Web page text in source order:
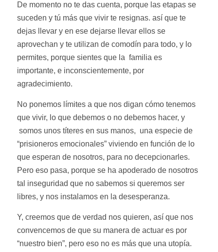
De momento no te das cuenta, porque las etapas se
suceden y tú más que vivir te resignas. así que te
dejas llevar y en ese dejarse llevar ellos se
aprovechan y te utilizan de comodín para todo, y lo
permites, porque sientes que la familia es
importante, e inconscientemente, por
agradecimiento.
No ponemos límites a que nos digan cómo tenemos
que vivir, lo que debemos o no debemos hacer, y
somos unos títeres en sus manos, una especie de
“prisioneros emocionales” viviendo en función de lo
que esperan de nosotros, para no decepcionarles.
Pero eso pasa, porque se ha apoderado de nosotros
tal inseguridad que no sabemos si queremos ser
libres, y nos instalamos en la desesperanza.
Y, creemos que de verdad nos quieren, así que nos
convencemos de que su manera de actuar es por
“nuestro bien”, pero eso no es más que una utopía.